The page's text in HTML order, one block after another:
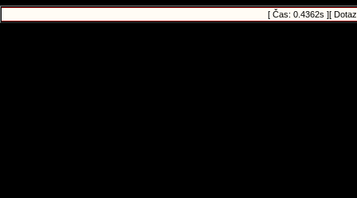
[ Čas: 0.4362s ][